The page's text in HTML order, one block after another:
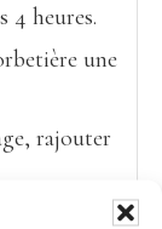
4 heures.
une
rajouter
à 3